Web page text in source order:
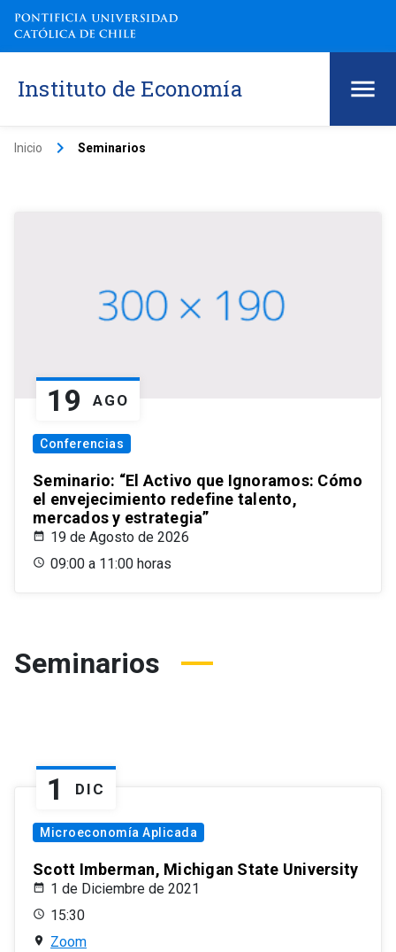
Instituto de Economía
Inicio keyboard_arrow_right Seminarios
19 AGO
Conferencias
Seminario: “El Activo que Ignoramos: Cómo
el envejecimiento redefine talento,
mercados y estrategia”
19 de Agosto de 2026
09:00 a 11:00 horas
Seminarios
1 DIC
Microeconomía Aplicada
Scott Imberman, Michigan State University
1 de Diciembre de 2021
15:30
Zoom